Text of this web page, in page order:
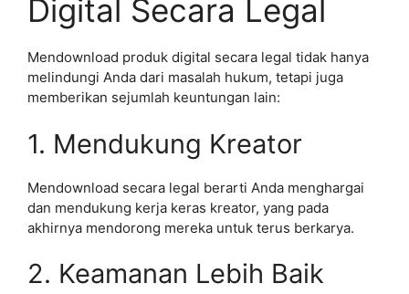
Digital Secara Legal
Mendownload produk digital secara legal tidak hanya
melindungi Anda dari masalah hukum, tetapi juga
memberikan sejumlah keuntungan lain:
1. Mendukung Kreator
Mendownload secara legal berarti Anda menghargai
dan mendukung kerja keras kreator, yang pada
akhirnya mendorong mereka untuk terus berkarya.
2. Keamanan Lebih Baik